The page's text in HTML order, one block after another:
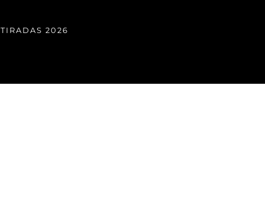
TIRADAS 2026